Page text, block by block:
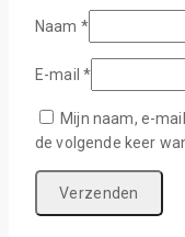
Naam *
E-mail*
Mijn naam, e-
de volgende keer